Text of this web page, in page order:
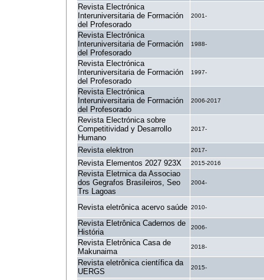
Revista Electrónica
Interuniversitaria de Formación
del Profesorado
2001-
Revista Electrónica
Interuniversitaria de Formación
del Profesorado
1988-
Revista Electrónica
Interuniversitaria de Formación
del Profesorado
1997-
Revista Electrónica
Interuniversitaria de Formación
del Profesorado
2006-2017
Revista Electrónica sobre
Competitividad y Desarrollo
Humano
2017-
Revista elektron 2017-
Revista Elementos 2027 923X 2015-2016
Revista Eletrnica da Associao
dos Gegrafos Brasileiros, Seo
Trs Lagoas
2004-
Revista eletrônica acervo saúde 2010-
Revista Eletrônica Cadernos de
História
2006-
Revista Eletrônica Casa de
Makunaima
2018-
Revista eletrônica científica da
UERGS
2015-